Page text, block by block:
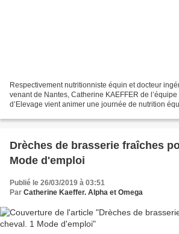
Respectivement nutritionniste équin et docteur
venant de Nantes, Catherine KAEFFER de
d’Elevage vient animer une journée de nutrition
Drèches de brasserie fraîches
Mode d'emploi
Publié le 26/03/2019 à 03:51
Par Catherine Kaeffer. Alpha et Omega